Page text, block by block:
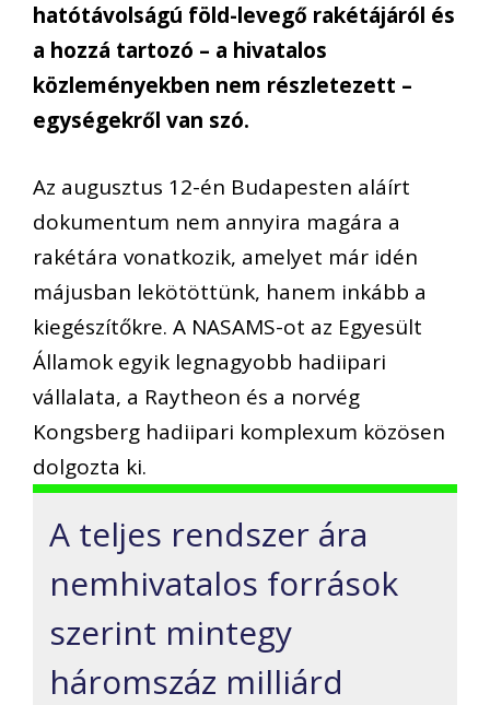
hatótávolságú föld-levegő rakétájáról és
a hozzá tartozó – a hivatalos
közleményekben nem részletezett –
egységekről van szó.
Az augusztus 12-én Budapesten aláírt
dokumentum nem annyira magára a
rakétára vonatkozik, amelyet már idén
májusban lekötöttünk, hanem inkább a
kiegészítőkre. A NASAMS-ot az Egyesült
Államok egyik legnagyobb hadiipari
vállalata, a Raytheon és a norvég
Kongsberg hadiipari komplexum közösen
dolgozta ki.
A teljes rendszer ára
nemhivatalos források
szerint mintegy
háromszáz milliárd